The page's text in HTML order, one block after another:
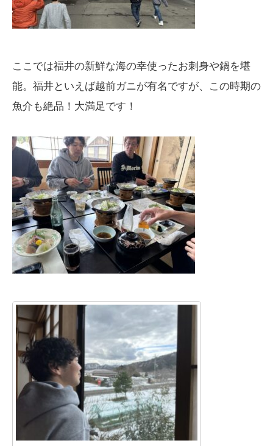
ここでは福井の新鮮な海の幸使ったお刺身や鍋を堪
能。福井といえば越前ガニが有名ですが、この時期の
魚介も絶品！大満足です！